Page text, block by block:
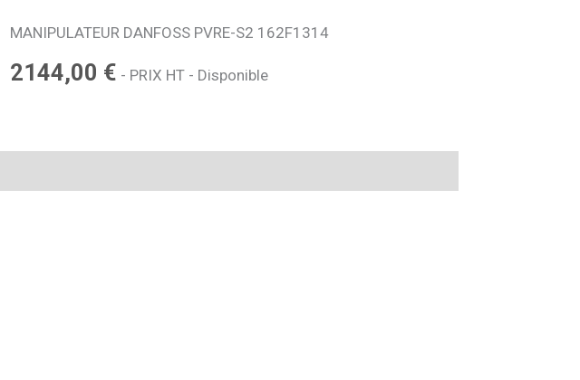
MANIPULATEUR DANFOSS PVRE-S2 162F1314
2144,00 € - PRIX HT - Disponible